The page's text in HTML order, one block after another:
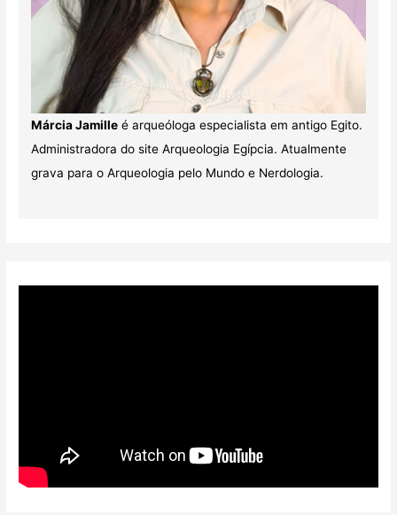
Márcia Jamilleé arqueóloga especialista em antigo Egito.
Administradora do site Arqueologia Egípcia. Atualmente
grava para o Arqueologia pelo Mundo e Nerdologia.